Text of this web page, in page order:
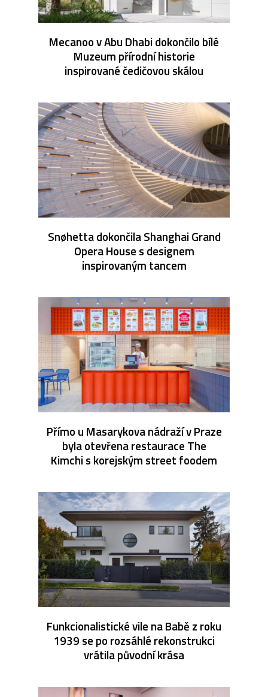
Mecanoo v Abu Dhabi dokončilo bílé
Muzeum přírodní historie
inspirované čedičovou skálou
Snøhetta dokončila Shanghai Grand
Opera House s designem
inspirovaným tancem
Přímo u Masarykova nádraží v Praze
byla otevřena restaurace The
Kimchi s korejským street foodem
Funkcionalistické vile na Babě z roku
1939 se po rozsáhlé rekonstrukci
vrátila původní krása